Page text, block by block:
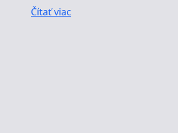
Čítať viac